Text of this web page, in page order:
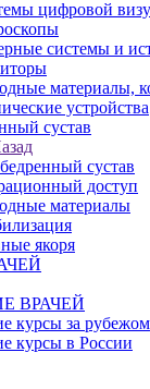
цифровой
системы и
материалы,
устройства
сустав
сустав
доступ
материалы
якоря
ВРАЧЕЙ
курсы за рубежом
курсы в России